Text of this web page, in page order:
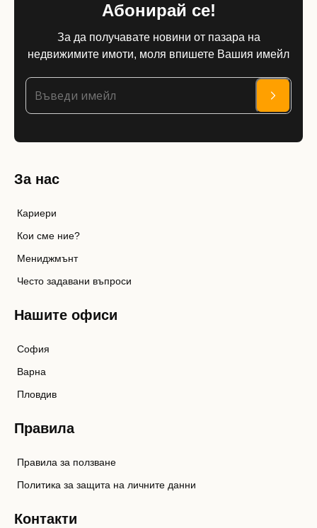
Абонирай се!
За да получавате новини от пазара на
недвижимите имоти, моля впишете Вашия имейл
За нас
Кариери
Кои сме ние?
Мениджмънт
Често задавани въпроси
Нашите офиси
София
Варна
Пловдив
Правила
Правила за ползване
Политика за защита на личните данни
Контакти